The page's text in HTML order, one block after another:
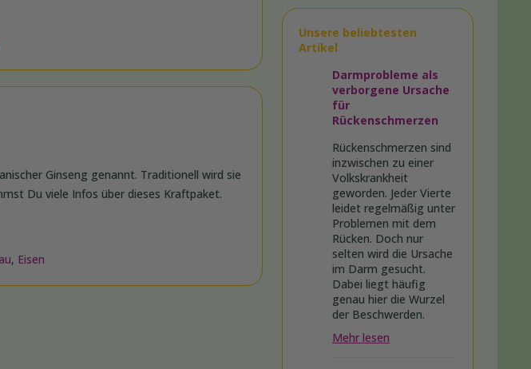
Unsere beliebtesten
Artikel
Darmprobleme als
verborgene Ursache
für
Rückenschmerzen
Rückenschmerzen sind
inzwischen zu einer
Volkskrankheit
geworden. Jeder Vierte
leidet regelmäßig unter
Problemen mit dem
Rücken. Doch nur
selten wird die Ursache
im Darm gesucht.
Dabei liegt häufig
genau hier die Wurzel
der Beschwerden.
Mehr lesen
Ginseng genannt. Traditionell wird sie
Du viele Infos über dieses Kraftpaket.
, Eisen